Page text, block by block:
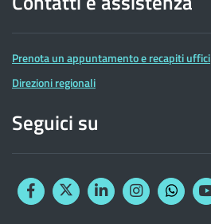
Prenota un appuntamento e recapiti uffici
Direzioni regionali
Seguici su
FacebookTwitterLinkedinInstagram